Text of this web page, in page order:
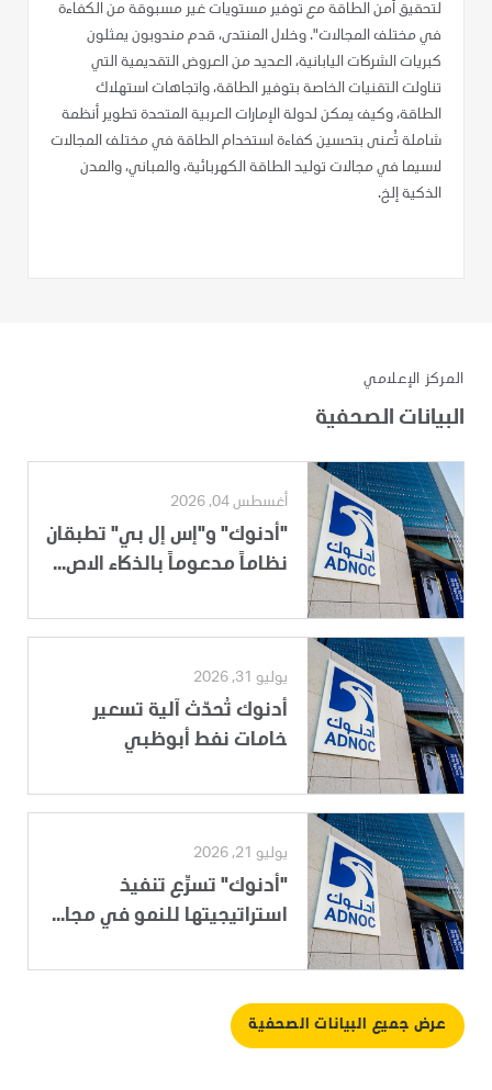
لتحقيق أمن الطاقة مع توفير مستويات غير مسبوقة من الكفاءة
في مختلف المجالات". وخلال المنتدى، قدم مندوبون يمثلون
كبريات الشركات اليابانية، العديد من العروض التقديمية التي
تناولت التقنيات الخاصة بتوفير الطاقة، واتجاهات استهلاك
الطاقة، وكيف يمكن لدولة الإمارات العربية المتحدة تطوير أنظمة
شاملة تُعنى بتحسين كفاءة استخدام الطاقة في مختلف المجالات
لاسيما في مجالات توليد الطاقة الكهربائية، والمباني، والمدن
الذكية إلخ.
المركز الإعلامي
البيانات الصحفية
أغسطس 04, 2026
"أدنوك" و"إس إل بي" تطبقان
نظاماً مدعوماً بالذكاء الاص...
يوليو 31, 2026
أدنوك تُحدّث آلية تسعير
خامات نفط أبوظبي
يوليو 21, 2026
"أدنوك" تسرِّع تنفيذ
استراتيجيتها للنمو في مجا...
عرض جميع البيانات الصحفية